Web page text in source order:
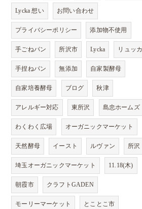
Lycka 想い お問い合わせ
プライバシーポリシー 添加物不使用
手ごねパン 所沢市 Lycka リュッカ
手捏ねパン 無添加 自家製酵母
自家培養酵母 ブログ 秋津
アレルギー対応 東所沢 島忠ホームズ
わくわく広場 オーガニックマーケット
天然酵母 イースト ルヴァン 所沢
埼玉オーガニックマーケット 11.18(木)
朝霞市 クラフトGADEN
モーリーマーケット とことこ市